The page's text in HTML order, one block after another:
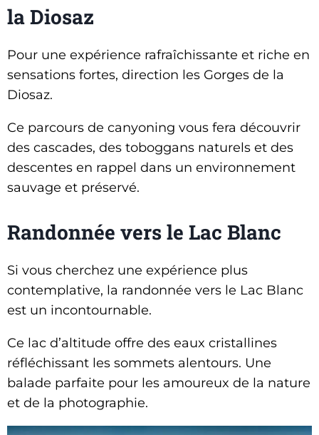
la Diosaz
Pour une expérience rafraîchissante et riche en
sensations fortes, direction les Gorges de la
Diosaz.
Ce parcours de canyoning vous fera découvrir
des cascades, des toboggans naturels et des
descentes en rappel dans un environnement
sauvage et préservé.
Randonnée vers le Lac Blanc
Si vous cherchez une expérience plus
contemplative, la randonnée vers le Lac Blanc
est un incontournable.
Ce lac d’altitude offre des eaux cristallines
réfléchissant les sommets alentours. Une
balade parfaite pour les amoureux de la nature
et de la photographie.